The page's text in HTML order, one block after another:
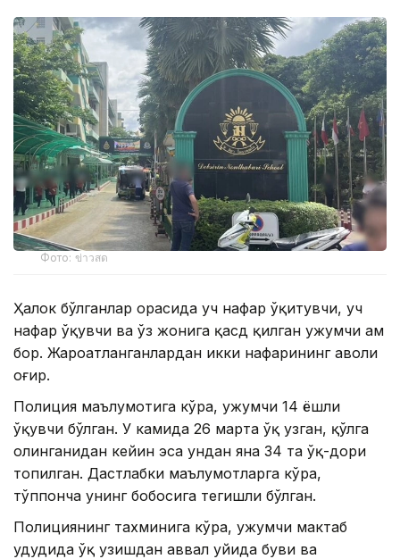
Фото: ข่าวสด
Ҳалок бўлганлар орасида уч нафар ўқитувчи, уч
нафар ўқувчи ва ўз жонига қасд қилган ҳужумчи ҳам
бор. Жароҳатланганлардан икки нафарининг аҳволи
оғир.
Полиция маълумотига кўра, ҳужумчи 14 ёшли
ўқувчи бўлган. У камида 26 марта ўқ узган, қўлга
олинганидан кейин эса ундан яна 34 та ўқ-дори
топилган. Дастлабки маълумотларга кўра,
тўппонча унинг бобосига тегишли бўлган.
Полициянинг тахминига кўра, ҳужумчи мактаб
ҳудудида ўқ узишдан аввал уйида буви ва